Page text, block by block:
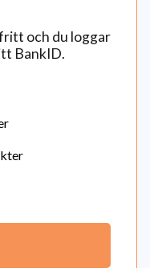
och du loggar
BankID.